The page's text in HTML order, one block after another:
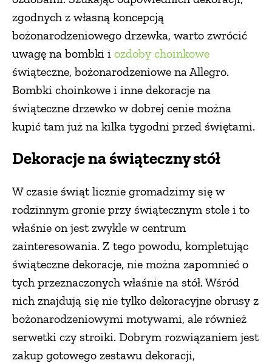
zgodnych z własną koncepcją
bożonarodzeniowego drzewka, warto zwrócić
uwagę na bombki i ozdoby choinkowe
świąteczne, bożonarodzeniowe na Allegro.
Bombki choinkowe i inne dekoracje na
świąteczne drzewko w dobrej cenie można
kupić tam już na kilka tygodni przed świętami.
Dekoracje na świąteczny stół
W czasie świąt licznie gromadzimy się w
rodzinnym gronie przy świątecznym stole i to
właśnie on jest zwykle w centrum
zainteresowania. Z tego powodu, kompletując
świąteczne dekoracje, nie można zapomnieć o
tych przeznaczonych właśnie na stół. Wśród
nich znajdują się nie tylko dekoracyjne obrusy z
bożonarodzeniowymi motywami, ale również
serwetki czy stroiki. Dobrym rozwiązaniem jest
zakup gotowego zestawu dekoracji,